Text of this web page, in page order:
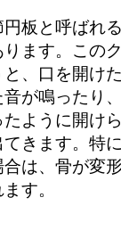
板と呼ばれ
ます。この
、口を開け
が鳴ったり
ように開け
きます。特
は、骨が変
す。